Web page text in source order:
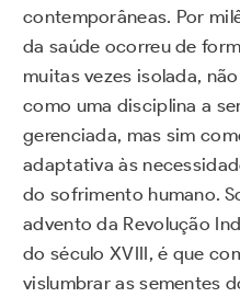
contemporâneas. Por
da saúde ocorreu de
muitas vezes isolada,
como uma disciplina a
gerenciada, mas sim
adaptativa às
do sofrimento humano.
advento da Revolução
do século XVIII, é que
vislumbrar as sementes